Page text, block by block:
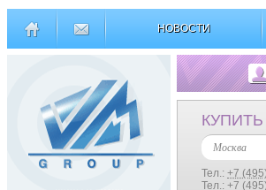
НОВОСТИ
Москва
Тел.: +7
Тел.: +7